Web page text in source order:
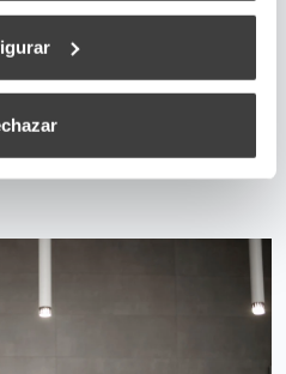
y futuro de